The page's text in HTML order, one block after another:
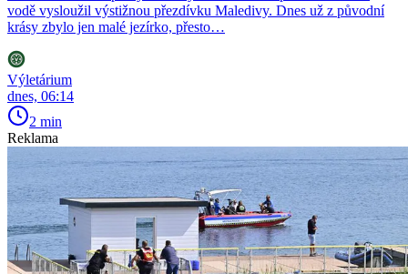
vodě vysloužil výstižnou přezdívku Maledivy. Dnes už z původní
krásy zbylo jen malé jezírko, přesto…
Výletárium
dnes, 06:14
2 min
Reklama